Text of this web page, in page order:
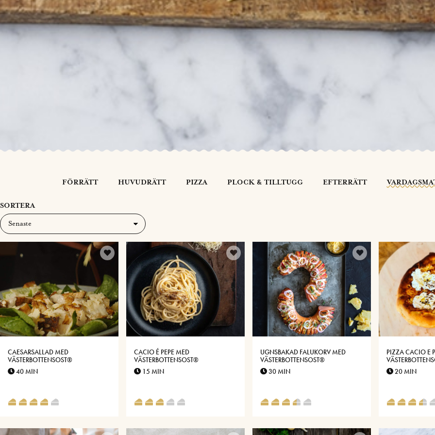
FÖRRÄTT HUVUDRÄTT PIZZA PLOCK & TILLTUGG EFTERRÄTT
SORTERA
CAESARSALLAD MED
VÄSTERBOTTENSOST®
40 MIN
CACIO É PEPE MED
VÄSTERBOTTENSOST®
15 MIN
UGNSBAKAD FALUKORV MED
VÄSTERBOTTENSOST®
30 MIN
PIZZA CACIO E
20 MIN